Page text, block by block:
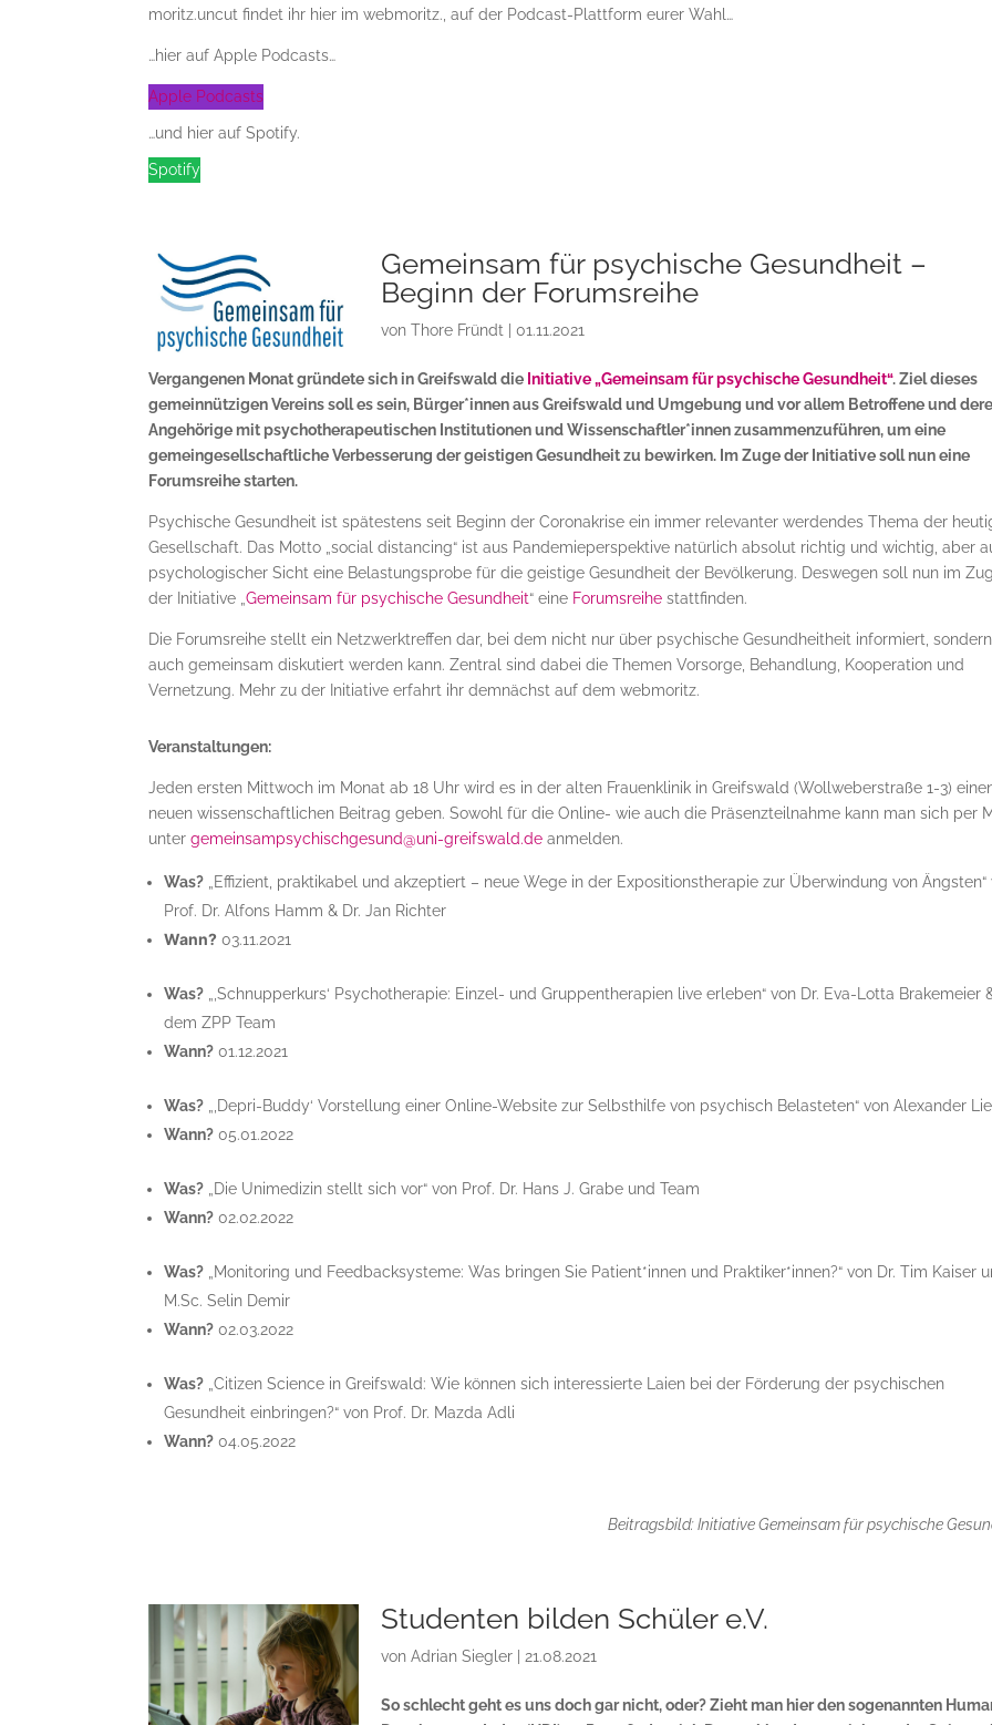
moritz.uncut findet ihr hier im webmoritz., auf der Podcast-Plattform eurer Wahl…
…hier auf Apple Podcasts…
Apple Podcasts
…und hier auf Spotify.
Spotify
Gemeinsam für psychische Gesundheit –
Beginn der Forumsreihe
vonThore Fründt |01.11.2021
Vergangenen Monat gründete sich in Greifswald die Initiative „Gemeinsam für psychische Gesundheit“. Ziel dieses
gemeinnützigen Vereins soll es sein, Bürger*innen aus Greifswald und Umgebung und vor allem Betroffene und
Angehörige mit psychotherapeutischen Institutionen und Wissenschaftler*innen zusammenzuführen, um eine
gemeingesellschaftliche Verbesserung der geistigen Gesundheit zu bewirken. Im Zuge der Initiative soll nun eine
Forumsreihe starten.
Psychische Gesundheit ist spätestens seit Beginn der Coronakrise ein immer relevanter werdendes Thema der
Gesellschaft. Das Motto „social distancing“ ist aus Pandemieperspektive natürlich absolut richtig und wichtig, aber
psychologischer Sicht eine Belastungsprobe für die geistige Gesundheit der Bevölkerung. Deswegen soll nun im
der Initiative „Gemeinsam für psychische Gesundheit“ eine Forumsreihe stattfinden.
Die Forumsreihe stellt ein Netzwerktreffen dar, bei dem nicht nur über psychische Gesundheitheit informiert, sondern
auch gemeinsam diskutiert werden kann. Zentral sind dabei die Themen Vorsorge, Behandlung, Kooperation und
Vernetzung. Mehr zu der Initiative erfahrt ihr demnächst auf dem webmoritz.
Veranstaltungen:
Jeden ersten Mittwoch im Monat ab 18 Uhr wird es in der alten Frauenklinik in Greifswald (Wollweberstraße 1-3)
neuen wissenschaftlichen Beitrag geben. Sowohl für die Online- wie auch die Präsenzteilnahme kann man sich per
untergemeinsampsychischgesund@uni-greifswald.de anmelden.
Was? „Effizient, praktikabel und akzeptiert – neue Wege in der Expositionstherapie zur Überwindung von Ängsten“
Prof. Dr. Alfons Hamm & Dr. Jan Richter
Wann? 03.11.2021
Was? „‚Schnupperkurs‘ Psychotherapie: Einzel- und Gruppentherapien live erleben“ von Dr. Eva-Lotta Brakemeier
dem ZPP Team
Wann? 01.12.2021
Was? „‚Depri-Buddy‘ Vorstellung einer Online-Website zur Selbsthilfe von psychisch Belasteten“ von Alexander
Wann? 05.01.2022
Was? „Die Unimedizin stellt sich vor“ von Prof. Dr. Hans J. Grabe und Team
Wann? 02.02.2022
Was? „Monitoring und Feedbacksysteme: Was bringen Sie Patient*innen und Praktiker*innen?“ von Dr. Tim Kaiser
M.Sc. Selin Demir
Wann? 02.03.2022
Was? „Citizen Science in Greifswald: Wie können sich interessierte Laien bei der Förderung der psychischen
Gesundheit einbringen?“ von Prof. Dr. Mazda Adli
Wann? 04.05.2022
Beitragsbild: Initiative Gemeinsam für psychische
Studenten bilden Schüler e.V.
vonAdrian Siegler |21.08.2021
So schlecht geht es uns doch gar nicht, oder? Zieht man hier den sogenannten